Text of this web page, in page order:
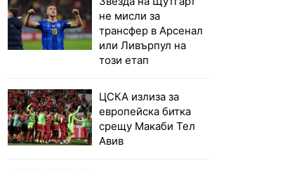
не мисли за
трансфер в Арсенал
или Ливърпул на
този етап
ЦСКА излиза за
европейска битка
срещу Макаби Тел
Авив